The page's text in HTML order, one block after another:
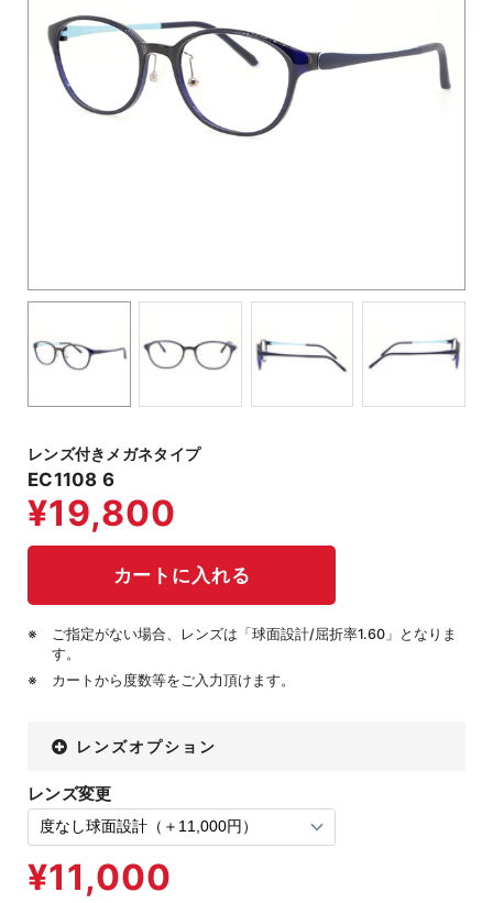
レンズ付きメガネタイプ
EC1108 6
ご指定がない場合、レンズは「球面設計/屈折率1.60」となりま
す。
カートから度数等をご入力頂けます。
レンズオプション
レンズ変更